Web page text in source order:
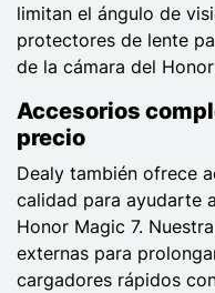
limitan el ángulo de
protectores de lente
de la cámara del
Accesorios
precio
Dealy también ofrece
calidad para ayudarte
Honor Magic 7.
externas para
cargadores rápidos